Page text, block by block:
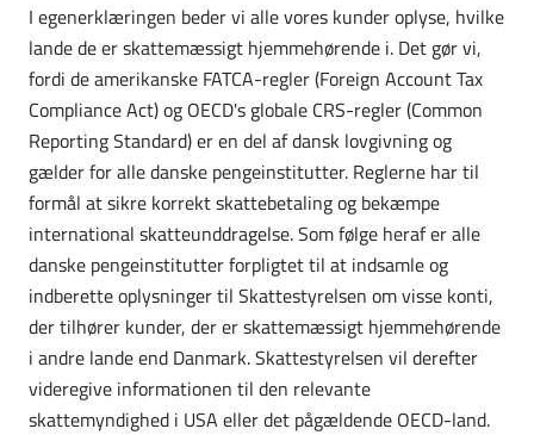
I egenerklæringen beder vi alle vores kunder oplyse, hvilke
lande de er skattemæssigt hjemmehørende i. Det gør vi,
fordi de amerikanske FATCA-regler (Foreign Account Tax
Compliance Act) og OECD's globale CRS-regler (Common
Reporting Standard) er en del af dansk lovgivning og
gælder for alle danske pengeinstitutter. Reglerne har til
formål at sikre korrekt skattebetaling og bekæmpe
international skatteunddragelse. Som følge heraf er alle
danske pengeinstitutter forpligtet til at indsamle og
indberette oplysninger til Skattestyrelsen om visse konti,
der tilhører kunder, der er skattemæssigt hjemmehørende
i andre lande end Danmark. Skattestyrelsen vil derefter
videregive informationen til den relevante
skattemyndighed i USA eller det pågældende OECD-land.